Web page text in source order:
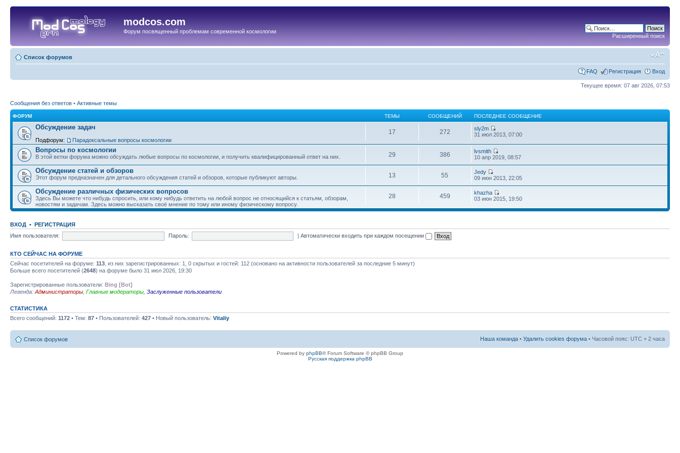
modcos.com
Форум посвященный проблемам современной космологии
Расширенный поиск
Список форумов
FAQ Регистрация Вход
Текущее время: 07 авг 2026, 07:53
Сообщения без ответов • Активные темы
ФОРУМ ТЕМЫ СООБЩЕНИЙ ПОСЛЕДНЕЕ СООБЩЕНИЕ
Обсуждение задач
Подфорум: Парадоксальные вопросы космологии
17 272
sly2m
31 июл 2013, 07:00
Вопросы по космологии
В этой ветки форума можно обсуждать любые вопросы по космологии, и получить квалифицированный ответ на них. 29 386
lvsmith
10 апр 2019, 08:57
Обсуждение статей и обзоров
Этот форум предназначен для детального обсуждения статей и обзоров, которые публикуют авторы. 13 55
Jedy
09 июн 2013, 22:05
Обсуждение различных физических вопросов
Здесь Вы можете что нибудь спросить, или кому нибудь ответить на любой вопрос не относящийся к статьям, обзорам,
новостям и задачам. Здесь можно высказать своё мнение по тому или иному физическому вопросу.
28 459
khazha
03 июн 2015, 19:50
ВХОД • РЕГИСТРАЦИЯ
Имя пользователя:
Пароль: |Автоматически входить при каждом посещении
КТО СЕЙЧАС НА ФОРУМЕ
Сейчас посетителей на форуме: 113 , из них зарегистрированных: 1, 0 скрытых и гостей: 112 (основано на активности пользователей за последние 5 минут)
Больше всего посетителей (2648) на форуме было 31 июл 2026, 19:30
Зарегистрированные пользователи: Bing [Bot]
Легенда: Администраторы Главные модераторы Заслуженные пользователи
СТАТИСТИКА
Всего сообщений: 1172 • Тем: 87 • Пользователей: 427 • Новый пользователь: Vitaliy
Список форумов Наша команда • Удалить cookies форума • Часовой пояс: UTC + 2 часа
Powered by phpBB® Forum Software © phpBB Group
Русская поддержка phpBB